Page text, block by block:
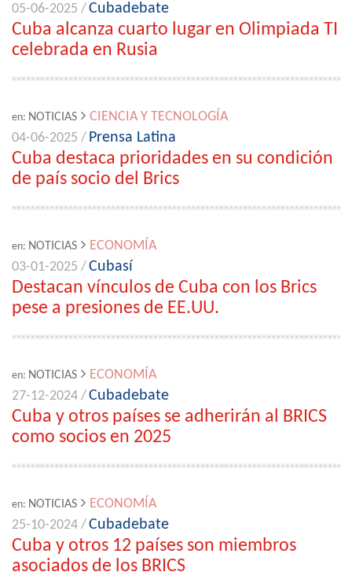
05-06-2025 /Cubadebate
Cuba alcanza cuarto lugar en Olimpiada TI
celebrada en Rusia
en: NOTICIAS
CIENCIA Y TECNOLOGÍA
04-06-2025 / Prensa Latina
Cuba destaca prioridades en su condición
de país socio del Brics
en: NOTICIAS
ECONOMÍA
03-01-2025 /Cubasí
Destacan vínculos de Cuba con los Brics
pese a presiones de EE.UU.
en: NOTICIAS
ECONOMÍA
27-12-2024 /Cubadebate
Cuba y otros países se adherirán al BRICS
como socios en 2025
en: NOTICIAS
ECONOMÍA
25-10-2024 /Cubadebate
Cuba y otros 12 países son miembros
asociados de los BRICS